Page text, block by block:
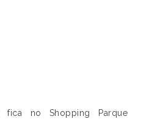
fica no Shopping Parque